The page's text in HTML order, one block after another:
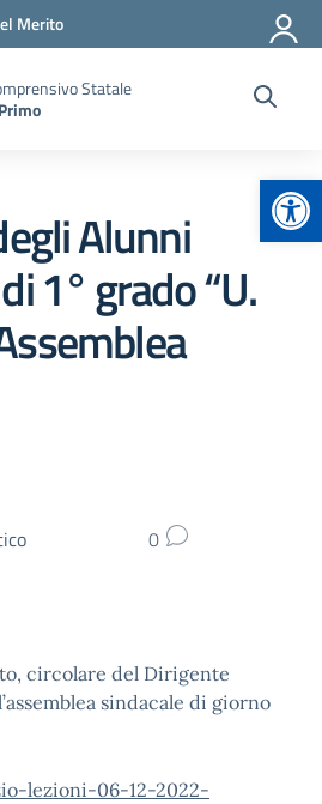
Merito
Statale
Alunni
1° grado “U.
0
circolare del Dirigente
sindacale di giorno
lezioni-06-12-2022-